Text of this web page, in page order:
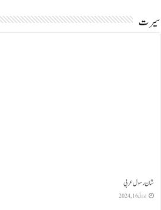
سیرت
شان رسول عربی
جولائی 16, 2024